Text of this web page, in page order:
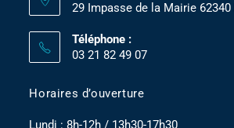
29 Impasse de la Mairie 62340
Téléphone :
03 21 82 49 07
Horaires d’ouverture
Lundi : 8h-12h / 13h30-17h30